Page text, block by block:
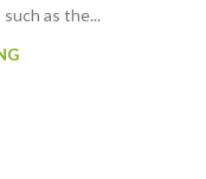
as the...